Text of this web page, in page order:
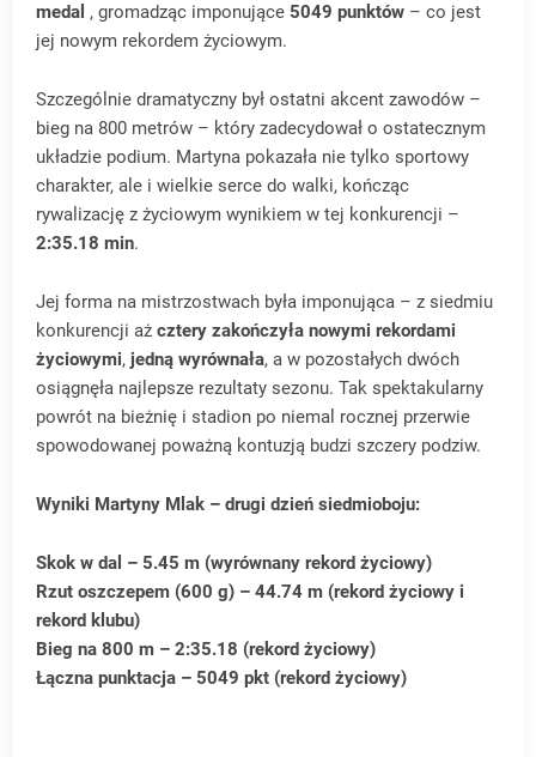
medal , gromadząc imponujące 5049 punktów – co jest
jej nowym rekordem życiowym.
Szczególnie dramatyczny był ostatni akcent zawodów –
bieg na 800 metrów – który zadecydował o ostatecznym
układzie podium. Martyna pokazała nie tylko sportowy
charakter, ale i wielkie serce do walki, kończąc
rywalizację z życiowym wynikiem w tej konkurencji –
2:35.18 min.
Jej forma na mistrzostwach była imponująca – z siedmiu
konkurencji aż cztery zakończyła nowymi rekordami
życiowymi, jedną wyrównała, a w pozostałych dwóch
osiągnęła najlepsze rezultaty sezonu. Tak spektakularny
powrót na bieżnię i stadion po niemal rocznej przerwie
spowodowanej poważną kontuzją budzi szczery podziw.
Wyniki Martyny Mlak – drugi dzień siedmioboju:
Skok w dal – 5.45 m (wyrównany rekord życiowy)
Rzut oszczepem (600 g) – 44.74 m (rekord życiowy i
rekord klubu)
Bieg na 800 m – 2:35.18 (rekord życiowy)
Łączna punktacja – 5049 pkt (rekord życiowy)